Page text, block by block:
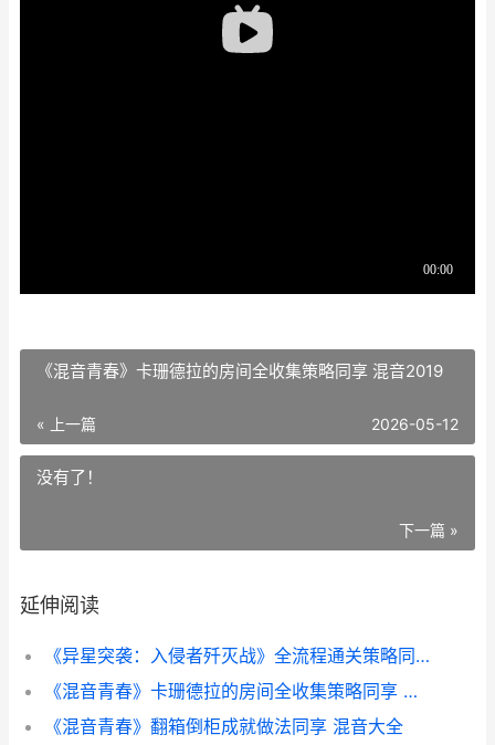
《混音青春》卡珊德拉的房间全收集策略同享 混音2019
« 上一篇 2026-05-12
没有了！
下一篇 »
延伸阅读
《异星突袭：入侵者歼灭战》全流程通关策略同享 异星突变下载
《混音青春》卡珊德拉的房间全收集策略同享 混音2019
《混音青春》翻箱倒柜成就做法同享 混音大全